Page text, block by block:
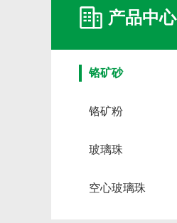
产品中心
铬矿砂
铬矿粉
玻璃珠
空心玻璃珠